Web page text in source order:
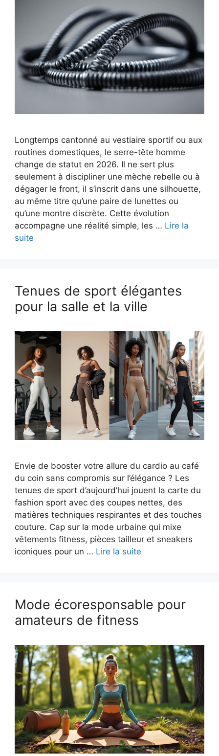
Longtemps cantonné au vestiaire sportif ou aux
routines domestiques, le serre-tête homme
change de statut en 2026. Il ne sert plus
seulement à discipliner une mèche rebelle ou à
dégager le front, il s’inscrit dans une silhouette,
au même titre qu’une paire de lunettes ou
qu’une montre discrète. Cette évolution
accompagne une réalité simple, les … Lire la
suite
Tenues de sport élégantes
pour la salle et la ville
Envie de booster votre allure du cardio au café
du coin sans compromis sur l’élégance ? Les
tenues de sport d’aujourd’hui jouent la carte du
fashion sport avec des coupes nettes, des
matières techniques respirantes et des touches
couture. Cap sur la mode urbaine qui mixe
vêtements fitness, pièces tailleur et sneakers
iconiques pour un … Lire la suite
Mode écoresponsable pour
amateurs de fitness